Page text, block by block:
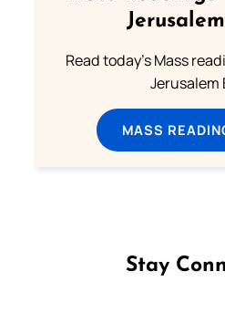
Read today's Mass
Jerusalem
MASS
Stay